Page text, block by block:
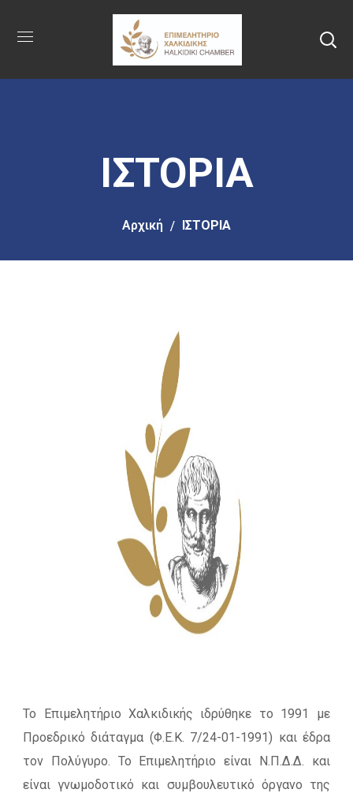
στο
περιεχόμενο
ΙΣΤΟΡΙΑ
Αρχική ΙΣΤΟΡΙΑ
Το Επιμελητήριο Χαλκιδικής ιδρύθηκε το 1991 με
Προεδρικό διάταγμα (Φ.Ε.Κ. 7/24-01-1991) και έδρα
τον Πολύγυρο. Το Επιμελητήριο είναι Ν.Π.Δ.Δ. και
είναι γνωμοδοτικό και συμβουλευτικό όργανο της